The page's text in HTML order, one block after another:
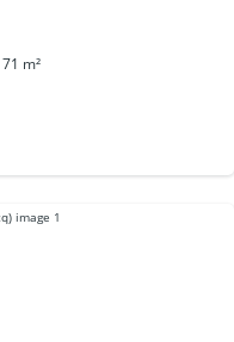
71 m²